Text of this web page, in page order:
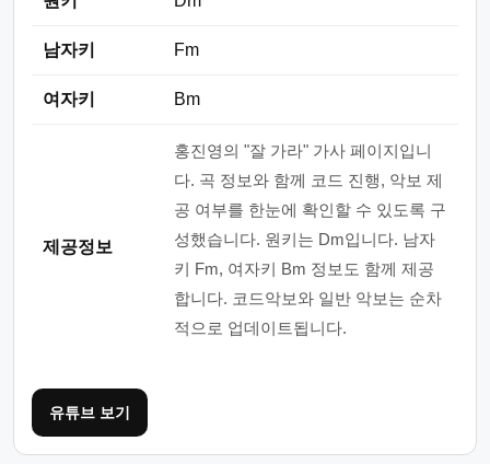
남자키 Fm
여자키 Bm
제공정보
홍진영의 "잘 가라" 가사 페이지입니
다. 곡 정보와 함께 코드 진행, 악보 제
공 여부를 한눈에 확인할 수 있도록 구
성했습니다. 원키는 Dm입니다. 남자
키 Fm, 여자키 Bm 정보도 함께 제공
합니다. 코드악보와 일반 악보는 순차
적으로 업데이트됩니다.
유튜브 보기